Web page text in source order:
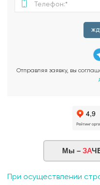
проектом загородного
Отправляя заявку, вы
Мы – ЗА
При осуществлении